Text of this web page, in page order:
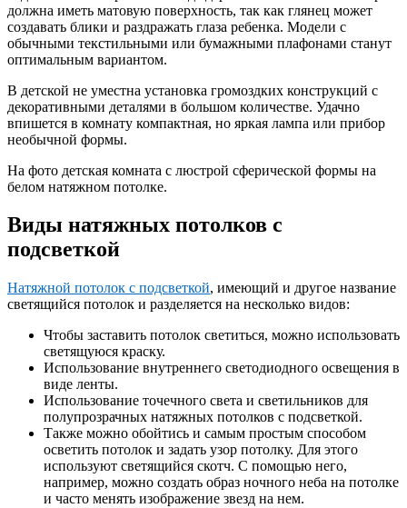
должна иметь матовую поверхность, так как глянец может
создавать блики и раздражать глаза ребенка. Модели с
обычными текстильными или бумажными плафонами станут
оптимальным вариантом.
В детской не уместна установка громоздких конструкций с
декоративными деталями в большом количестве. Удачно
впишется в комнату компактная, но яркая лампа или прибор
необычной формы.
На фото детская комната с люстрой сферической формы на
белом натяжном потолке.
Виды натяжных потолков с
подсветкой
Натяжной потолок с подсветкой, имеющий и другое название
светящийся потолок и разделяется на несколько видов:
Чтобы заставить потолок светиться, можно использовать
светящуюся краску.
Использование внутреннего светодиодного освещения в
виде ленты.
Использование точечного света и светильников для
полупрозрачных натяжных потолков с подсветкой.
Также можно обойтись и самым простым способом
осветить потолок и задать узор потолку. Для этого
используют светящийся скотч. С помощью него,
например, можно создать образ ночного неба на потолке
и часто менять изображение звезд на нем.